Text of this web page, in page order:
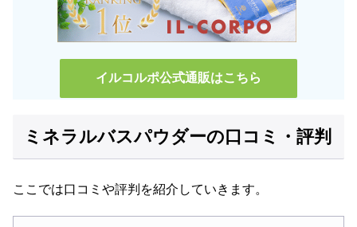
イルコルポ公式通販はこちら
ミネラルバスパウダーの口コミ・評判
ここでは口コミや評判を紹介していきます。